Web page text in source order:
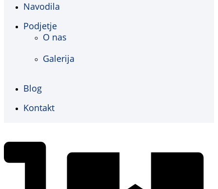
Navodila
Podjetje
O nas
Galerija
Blog
Kontakt